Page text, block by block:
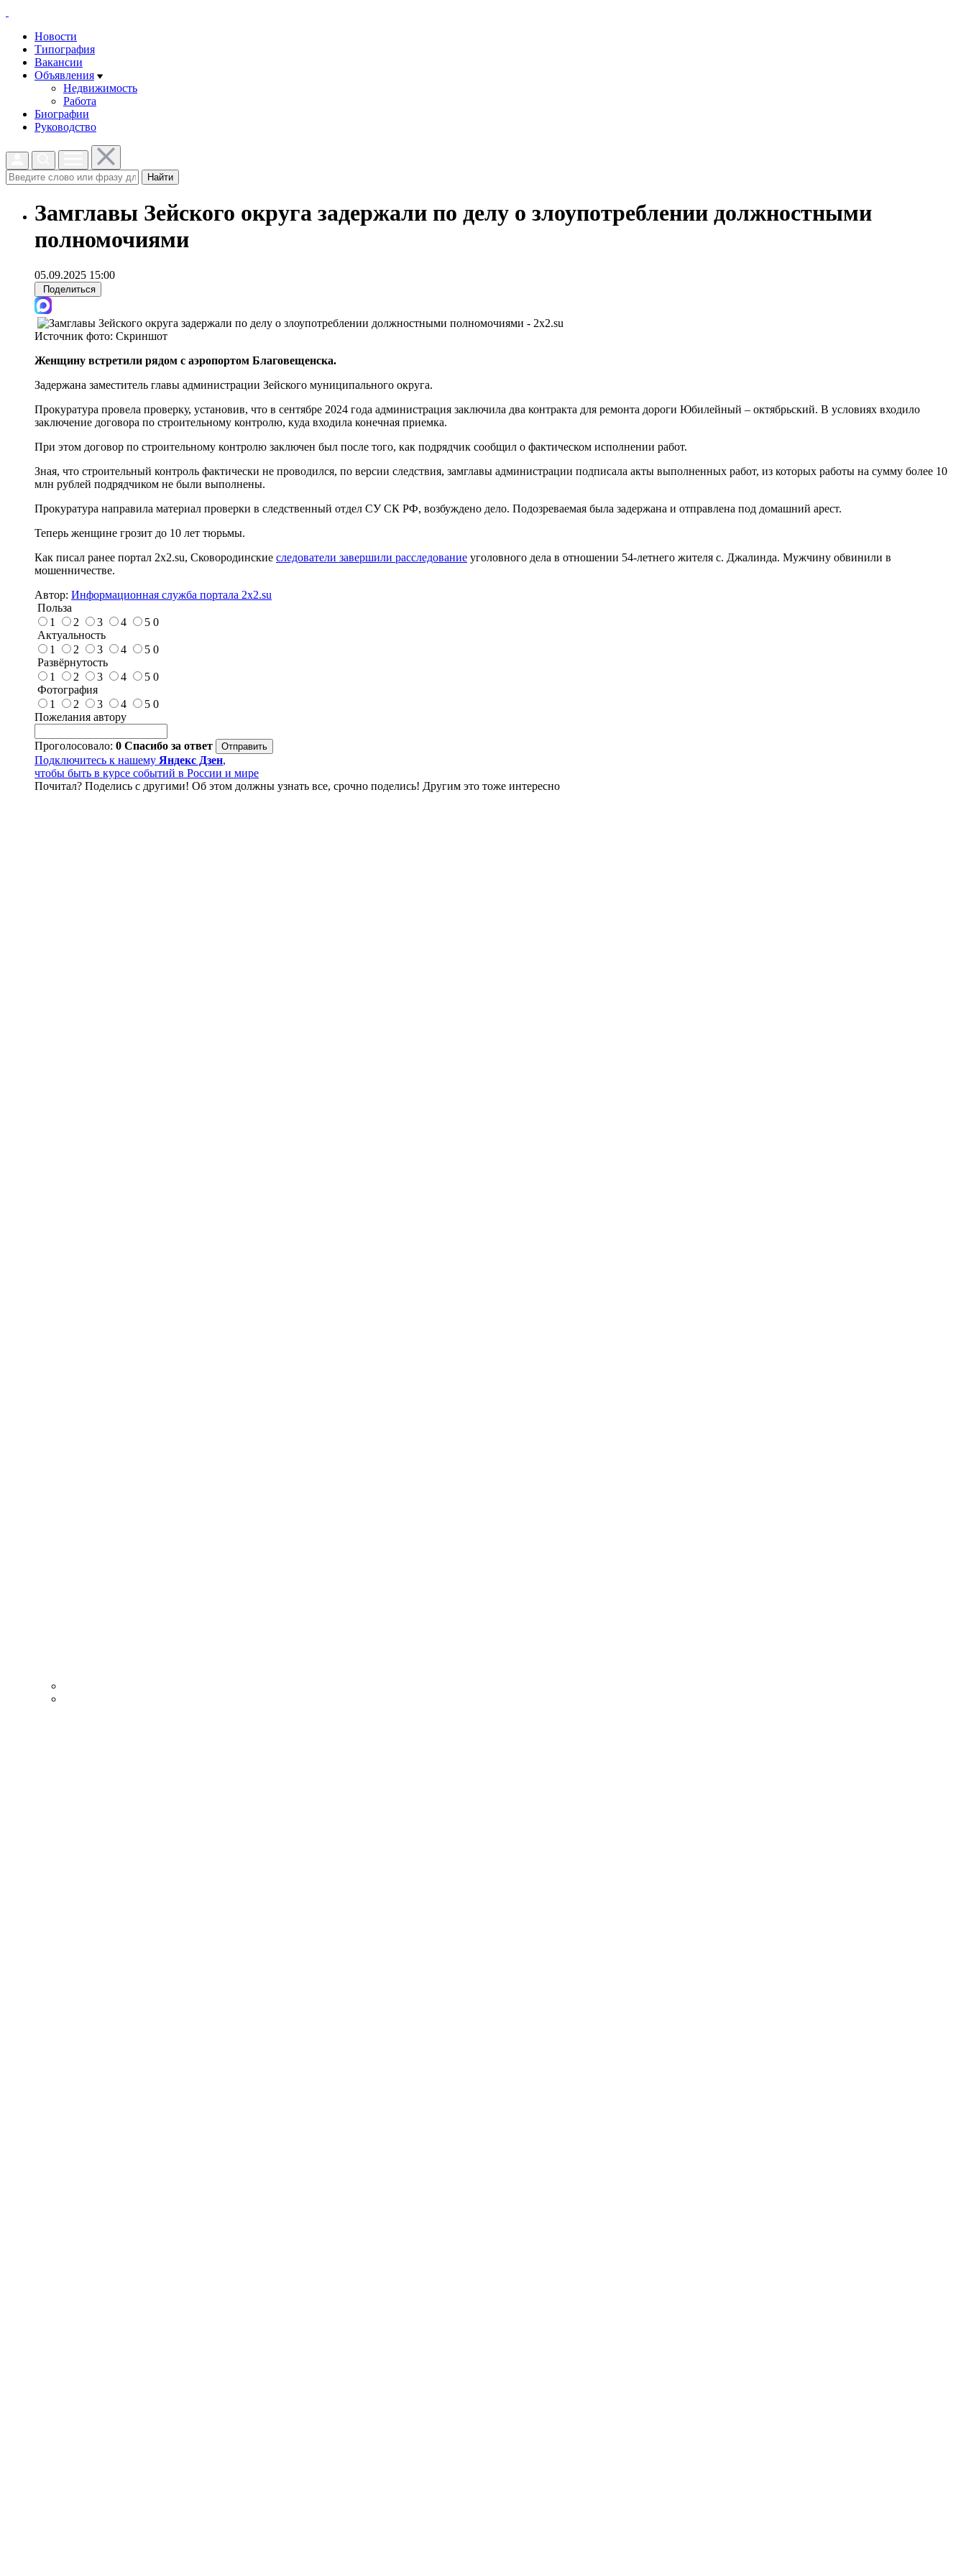
Новости
Типография
Вакансии
Объявления
Недвижимость
Работа
Биографии
Руководство
Найти
Замглавы Зейского округа задержали по делу о злоупотреблении должностными
полномочиями
05.09.2025 15:00
Поделиться
Источник фото: Скриншот
Женщину встретили рядом с аэропортом Благовещенска.
Задержана заместитель главы администрации Зейского муниципального округа.
Прокуратура провела проверку, установив, что в сентябре 2024 года администрация заключила два контракта для ремонта дороги Юбилейный – октябрьский. В условиях входило
заключение договора по строительному контролю, куда входила конечная приемка.
При этом договор по строительному контролю заключен был после того, как подрядчик сообщил о фактическом исполнении работ.
Зная, что строительный контроль фактически не проводился, по версии следствия, замглавы администрации подписала акты выполненных работ, из которых работы на сумму более 10
млн рублей подрядчиком не были выполнены.
Прокуратура направила материал проверки в следственный отдел СУ СК РФ, возбуждено дело. Подозреваемая была задержана и отправлена под домашний арест.
Теперь женщине грозит до 10 лет тюрьмы.
Как писал ранее портал 2х2.su, Сковородинские следователи завершили расследование уголовного дела в отношении 54-летнего жителя с. Джалинда. Мужчину обвинили в
мошенничестве.
Автор: Информационная служба портала 2x2.su
Польза
1
2 3 4 5 0
Актуальность
1
2 3 4 5 0
Развёрнутость
1
2 3 4 5 0
Фотография
1
2 3 4 5 0
Пожелания автору
Проголосовало: 0 Спасибо за ответ
Подключитесь к нашему Яндекс Дзен,
чтобы быть в курсе событий в России и мире
Почитал? Поделись с другими! Об этом должны узнать все, срочно поделись! Другим это тоже интересно